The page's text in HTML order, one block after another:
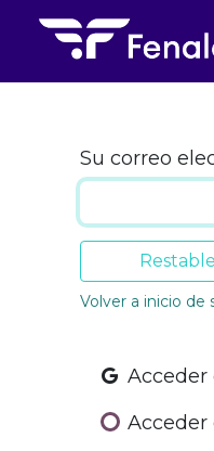
Su correo
Volver a inicio de
Acceder
Acceder